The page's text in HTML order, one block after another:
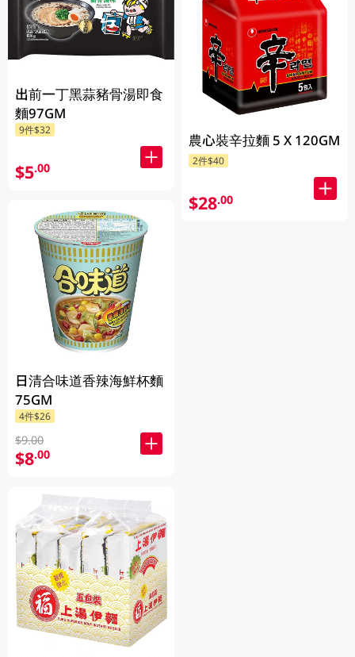
出前一丁黑蒜豬骨湯即食
麵97GM
9件$32
$5.00
日清合味道香辣海鮮杯麵
75GM
4件$26
$9.00
$8.00
農心裝辛拉麵 5 X 120GM
2件$40
$28.00